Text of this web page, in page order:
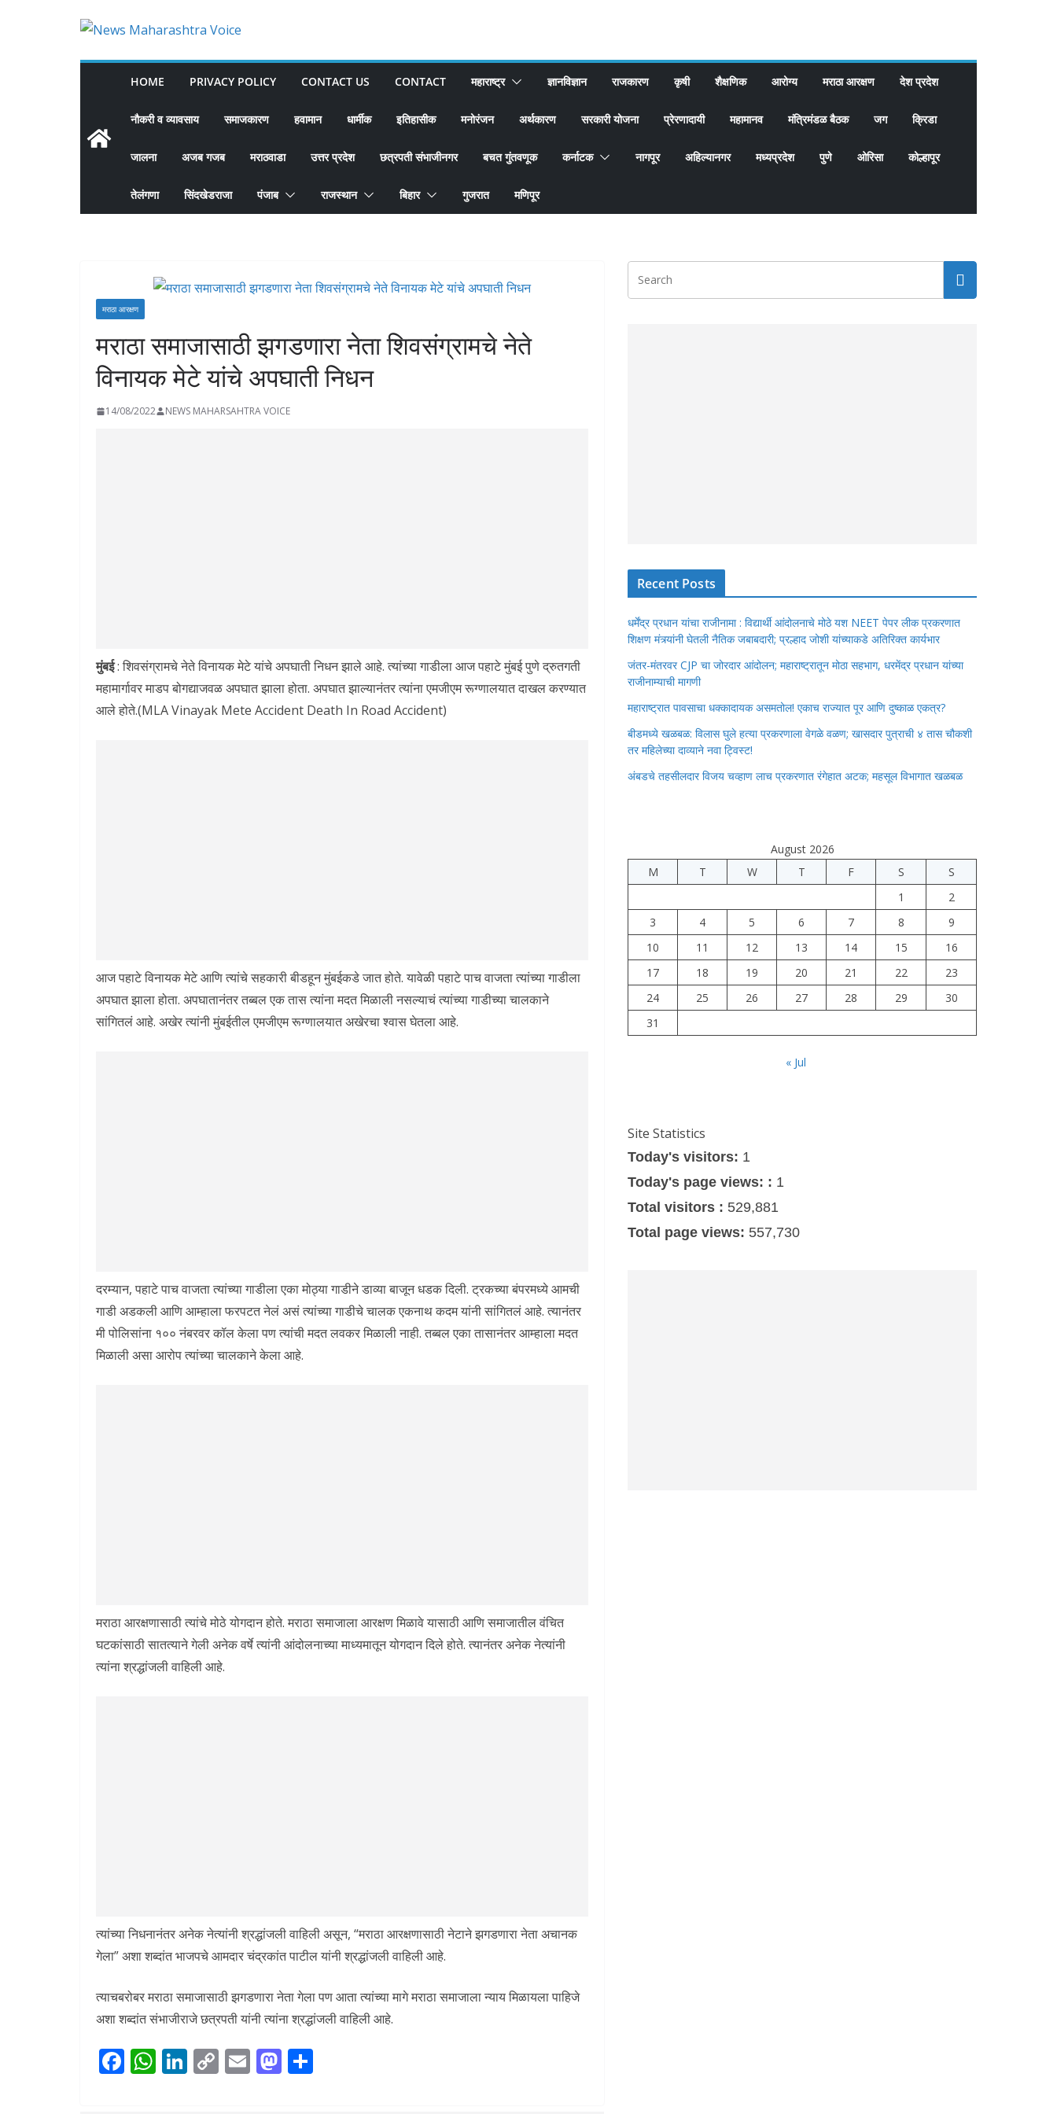
HOME PRIVACY POLICY CONTACT US CONTACT महाराष्ट्र ज्ञानविज्ञान राजकारण कृषी शैक्षणिक आरोग्य मराठा आरक्षण देश प्रदेश
नौकरी व व्यावसाय समाजकारण हवामान धार्मीक इतिहासीक मनोरंजन अर्थकारण सरकारी योजना प्रेरणादायी महामानव मंत्रिमंडळ बैठक जग क्रिडा
जालना अजब गजब मराठवाडा उत्तर प्रदेश छत्रपती संभाजीनगर बचत गुंतवणूक कर्नाटक नागपूर अहिल्यानगर मध्यप्रदेश पुणे ओरिसा कोल्हापूर
तेलंगणा सिंदखेडराजा पंजाब राजस्थान बिहार गुजरात मणिपूर
मराठा आरक्षण
मराठा समाजासाठी झगडणारा नेता शिवसंग्रामचे नेते
विनायक मेटे यांचे अपघाती निधन
14/08/2022 NEWS MAHARSAHTRA VOICE
मुंबई: शिवसंग्रामचे नेते विनायक मेटे यांचे अपघाती निधन झाले आहे. त्यांच्या गाडीला आज पहाटे मुंबई पुणे द्रुतगती
महामार्गावर माडप बोगद्याजवळ अपघात झाला होता. अपघात झाल्यानंतर त्यांना एमजीएम रूग्णालयात दाखल करण्यात
आले होते.(MLA Vinayak Mete Accident Death In Road Accident)
आज पहाटे विनायक मेटे आणि त्यांचे सहकारी बीडहून मुंबईकडे जात होते. यावेळी पहाटे पाच वाजता त्यांच्या गाडीला
अपघात झाला होता. अपघातानंतर तब्बल एक तास त्यांना मदत मिळाली नसल्याचं त्यांच्या गाडीच्या चालकाने
सांगितलं आहे. अखेर त्यांनी मुंबईतील एमजीएम रूग्णालयात अखेरचा श्वास घेतला आहे.
दरम्यान, पहाटे पाच वाजता त्यांच्या गाडीला एका मोठ्या गाडीने डाव्या बाजून धडक दिली. ट्रकच्या बंपरमध्ये आमची
गाडी अडकली आणि आम्हाला फरपटत नेलं असं त्यांच्या गाडीचे चालक एकनाथ कदम यांनी सांगितलं आहे. त्यानंतर
मी पोलिसांना १०० नंबरवर कॉल केला पण त्यांची मदत लवकर मिळाली नाही. तब्बल एका तासानंतर आम्हाला मदत
मिळाली असा आरोप त्यांच्या चालकाने केला आहे.
मराठा आरक्षणासाठी त्यांचे मोठे योगदान होते. मराठा समाजाला आरक्षण मिळावे यासाठी आणि समाजातील वंचित
घटकांसाठी सातत्याने गेली अनेक वर्षे त्यांनी आंदोलनाच्या माध्यमातून योगदान दिले होते. त्यानंतर अनेक नेत्यांनी
त्यांना श्रद्धांजली वाहिली आहे.
त्यांच्या निधनानंतर अनेक नेत्यांनी श्रद्धांजली वाहिली असून, “मराठा आरक्षणासाठी नेटाने झगडणारा नेता अचानक
गेला” अशा शब्दांत भाजपचे आमदार चंद्रकांत पाटील यांनी श्रद्धांजली वाहिली आहे.
त्याचबरोबर मराठा समाजासाठी झगडणारा नेता गेला पण आता त्यांच्या मागे मराठा समाजाला न्याय मिळायला पाहिजे
अशा शब्दांत संभाजीराजे छत्रपती यांनी त्यांना श्रद्धांजली वाहिली आहे.
F W Li C E M
Recent Posts
धर्मेंद्र प्रधान यांचा राजीनामा : विद्यार्थी आंदोलनाचे मोठे यश NEET पेपर लीक प्रकरणात
शिक्षण मंत्र्यांनी घेतली नैतिक जबाबदारी; प्रल्हाद जोशी यांच्याकडे अतिरिक्त कार्यभार
जंतर-मंतरवर CJP चा जोरदार आंदोलन; महाराष्ट्रातून मोठा सहभाग, धरमेंद्र प्रधान यांच्या
राजीनाम्याची मागणी
महाराष्ट्रात पावसाचा धक्कादायक असमतोल! एकाच राज्यात पूर आणि दुष्काळ एकत्र?
बीडमध्ये खळबळ: विलास घुले हत्या प्रकरणाला वेगळे वळण; खासदार पुत्राची ४ तास चौकशी
तर महिलेच्या दाव्याने नवा ट्विस्ट!
अंबडचे तहसीलदार विजय चव्हाण लाच प्रकरणात रंगेहात अटक; महसूल विभागात खळबळ
August 2026
M
T W T F S
S
1
2
3
4 5 6 7 8
9
10
11 12 13 14 15
16
17
18 19 20 21 22
23
24
25 26 27 28 29
30
31
« Jul
Site Statistics
Today's visitors: 1
Today's page views: : 1
Total visitors : 529,881
Total page views: 557,730